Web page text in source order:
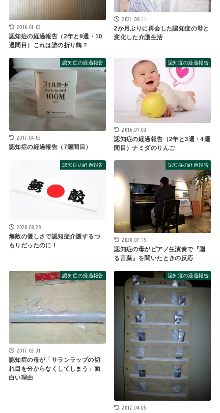
2016.01.02
認知症の経過報告（2年と9週・10
週間目）これは誰の折り鶴？
2021.08.11
2か月ぶりに再会した認知症の母と
変化した介護生活
認知症の経過報告
2017.04.05
認知症の経過報告（7週間目）
認知症の経過報告
2016.01.03
認知症の経過報告（2年と3週・4週
間目）ナミダのりんご
認知症の経過報告
2020.08.28
無敵の優しさで認知症介護するつ
もりだったのに！
認知症の経過報告
2020.07.19
認知症の母がピアノ生演奏で『贈
る言葉』を聞いたときの反応
認知症の経過報告
2017.05.31
認知症の母が「サランラップの切
れ目を分からなくしてしまう」面
白い理由
認知症の経過報告
2017.04.05